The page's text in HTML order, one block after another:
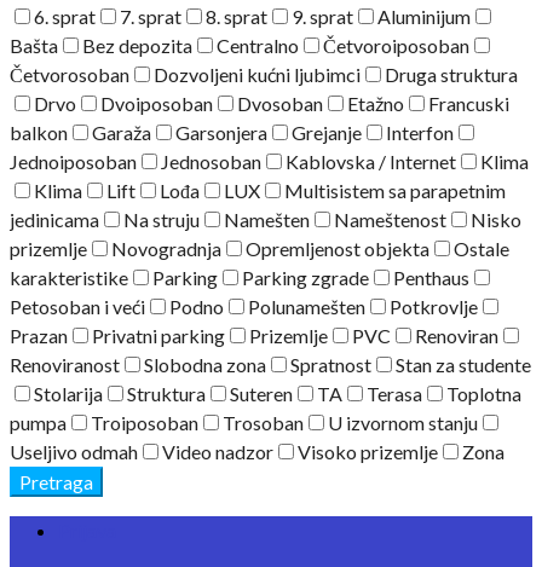
6. sprat
7. sprat 8. sprat 9. sprat
Aluminijum
Bašta
Bez depozita Centralno
Četvoroiposoban
Četvorosoban
Dozvoljeni kućni ljubimci
Druga struktura
Drvo
Dvoiposoban Dvosoban Etažno
Francuski
balkon
Garaža Garsonjera Grejanje
Interfon
Jednoiposoban
Jednosoban Kablovska / Internet
Klima
Klima
Lift Lođa LUX
Multisistem sa parapetnim
jedinicama
Na struju Namešten Nameštenost
Nisko
prizemlje
Novogradnja Opremljenost objekta
Ostale
karakteristike
Parking Parking zgrade
Penthaus
Petosoban i veći
Podno Polunamešten
Potkrovlje
Prazan
Privatni parking Prizemlje PVC
Renoviran
Renoviranost
Slobodna zona Spratnost
Stan za studente
Stolarija
Struktura Suteren TA Terasa
Toplotna
pumpa
Troiposoban Trosoban
U izvornom stanju
Useljivo odmah
Video nadzor Visoko prizemlje
Zona
Pretraga